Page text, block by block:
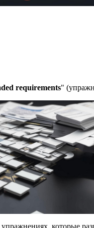
requirements"
которые